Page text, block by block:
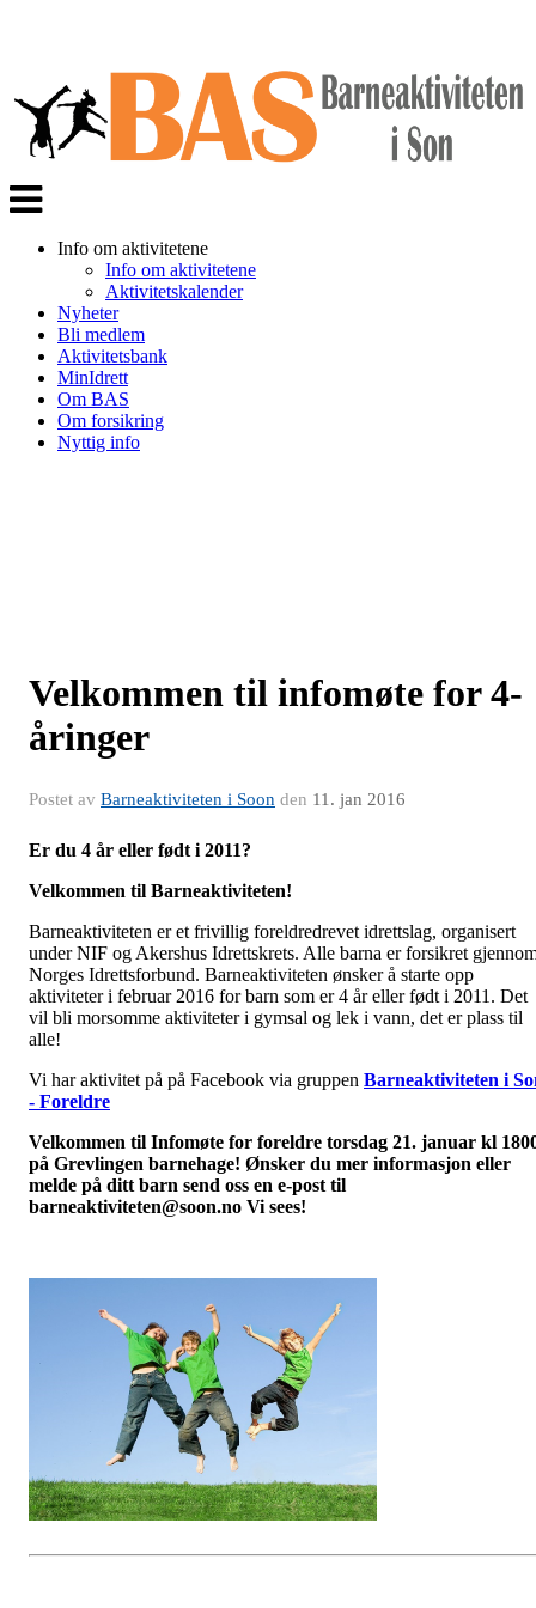
Veksle
navigasjon
Info om aktivitetene
Info om aktivitetene
Aktivitetskalender
Nyheter
Bli medlem
Aktivitetsbank
MinIdrett
Om BAS
Om forsikring
Nyttig info
Velkommen til infomøte for 4-
åringer
Postet av Barneaktiviteten i Soon den 11. jan 2016
Er du 4 år eller født i 2011?
Velkommen til Barneaktiviteten!
Barneaktiviteten er et frivillig foreldredrevet idrettslag, organisert
under NIF og Akershus Idrettskrets. Alle barna er forsikret
Norges Idrettsforbund. Barneaktiviteten ønsker å starte opp
aktiviteter i februar 2016 for barn som er 4 år eller født i 2011. Det
vil bli morsomme aktiviteter i gymsal og lek i vann, det er plass til
alle!
Vi har aktivitet på på Facebook via gruppen Barneaktiviteten i
- Foreldre
Velkommen til Infomøte for foreldre torsdag 21. januar kl
på Grevlingen barnehage! Ønsker du mer informasjon eller
melde på ditt barn send oss en e-post til
barneaktiviteten@soon.no Vi sees!